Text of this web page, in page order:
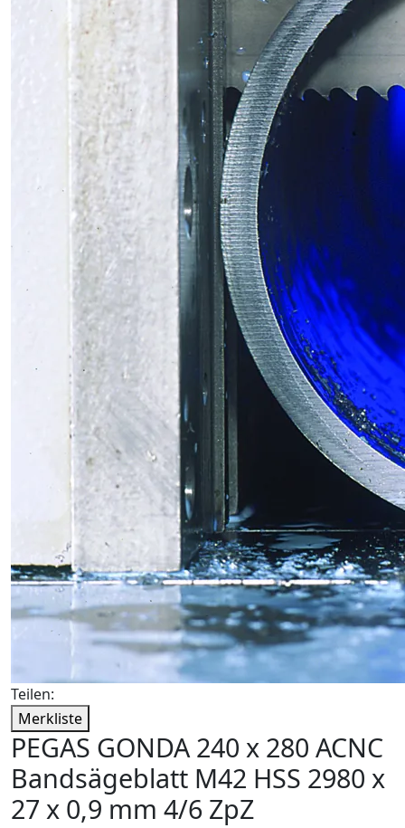
Teilen:
Merkliste
PEGAS GONDA 240 x 280 ACNC
Bandsägeblatt M42 HSS 2980 x
27 x 0,9 mm 4/6 ZpZ